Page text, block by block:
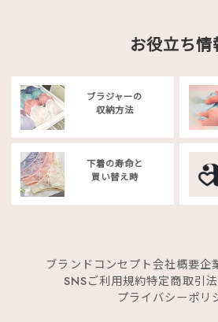
お役立ち情
ブラジャーの
収納方法
下着の寿命と
買い替え時
ブランドコンセプト会社概要企
SNSご利用規約特定商取引
プライバシーポリ